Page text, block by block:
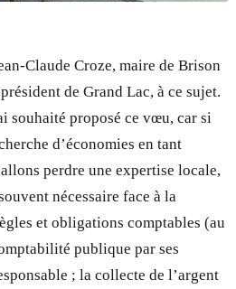
Claude Croze, maire de Brison
de Grand Lac, à ce sujet.
souhaité proposé ce vœu, car si
d’économies en tant
perdre une expertise locale,
nécessaire face à la
et obligations comptables (au
publique par ses
; la collecte de l’argent